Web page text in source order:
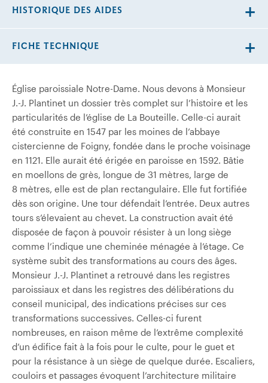
Église paroissiale Notre-Dame. Nous devons à Monsieur
J.-J. Plantinet un dossier très complet sur l’histoire et les
particularités de l’église de La Bouteille. Celle-ci aurait
été construite en 1547 par les moines de l’abbaye
cistercienne de Foigny, fondée dans le proche voisinage
en 1121. Elle aurait été érigée en paroisse en 1592. Bâtie
en moellons de grès, longue de 31 mètres, large de
8 mètres, elle est de plan rectangulaire. Elle fut fortifiée
dès son origine. Une tour défendait l’entrée. Deux autres
tours s’élevaient au chevet. La construction avait été
disposée de façon à pouvoir résister à un long siège
comme l’indique une cheminée ménagée à l’étage. Ce
système subit des transformations au cours des âges.
Monsieur J.-J. Plantinet a retrouvé dans les registres
paroissiaux et dans les registres des délibérations du
conseil municipal, des indications précises sur ces
transformations successives. Celles-ci furent
nombreuses, en raison même de l’extrême complexité
d’un édifice fait à la fois pour le culte, pour le guet et
pour la résistance à un siège de quelque durée. Escaliers,
couloirs et passages évoquent l’architecture militaire
HISTORIQUE DES AIDES
FICHE TECHNIQUE